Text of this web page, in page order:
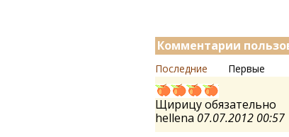
Комментарии
Последние Первые
Щирицу обязательно
hellena 07.07.2012 00:57